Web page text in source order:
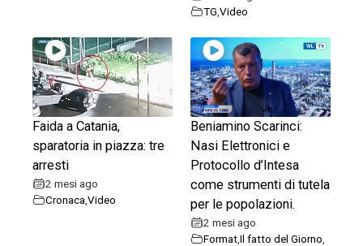
TG ,Video
Faida a Catania,
sparatoria in piazza: tre
arresti
2 mesi ago
Cronaca Video
Beniamino Scarinci:
Nasi Elettronici e
Protocollo d’Intesa
come strumenti di tutela
per le popolazioni.
2 mesi ago
Format,Il fatto del Giorno